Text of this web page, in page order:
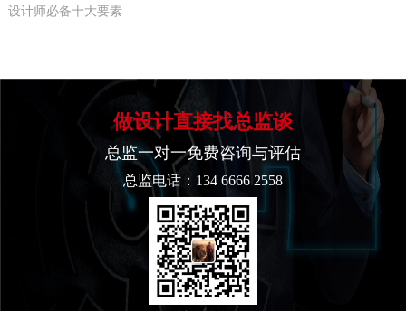
设计师必备十大要素
做设计直接找总监谈
总监一对一免费咨询与评估
总监电话：134 6666 2558